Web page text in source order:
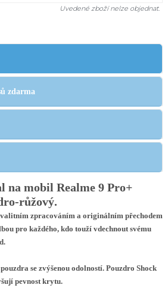
Uvedené zboží nelze objednat.
zdarma
na mobil Realme 9 Pro+
růžový.
zpracováním a originálním přechodem
pro každého, kdo touží vdechnout svému
se zvýšenou odolností. Pouzdro Shock
pevnost krytu.